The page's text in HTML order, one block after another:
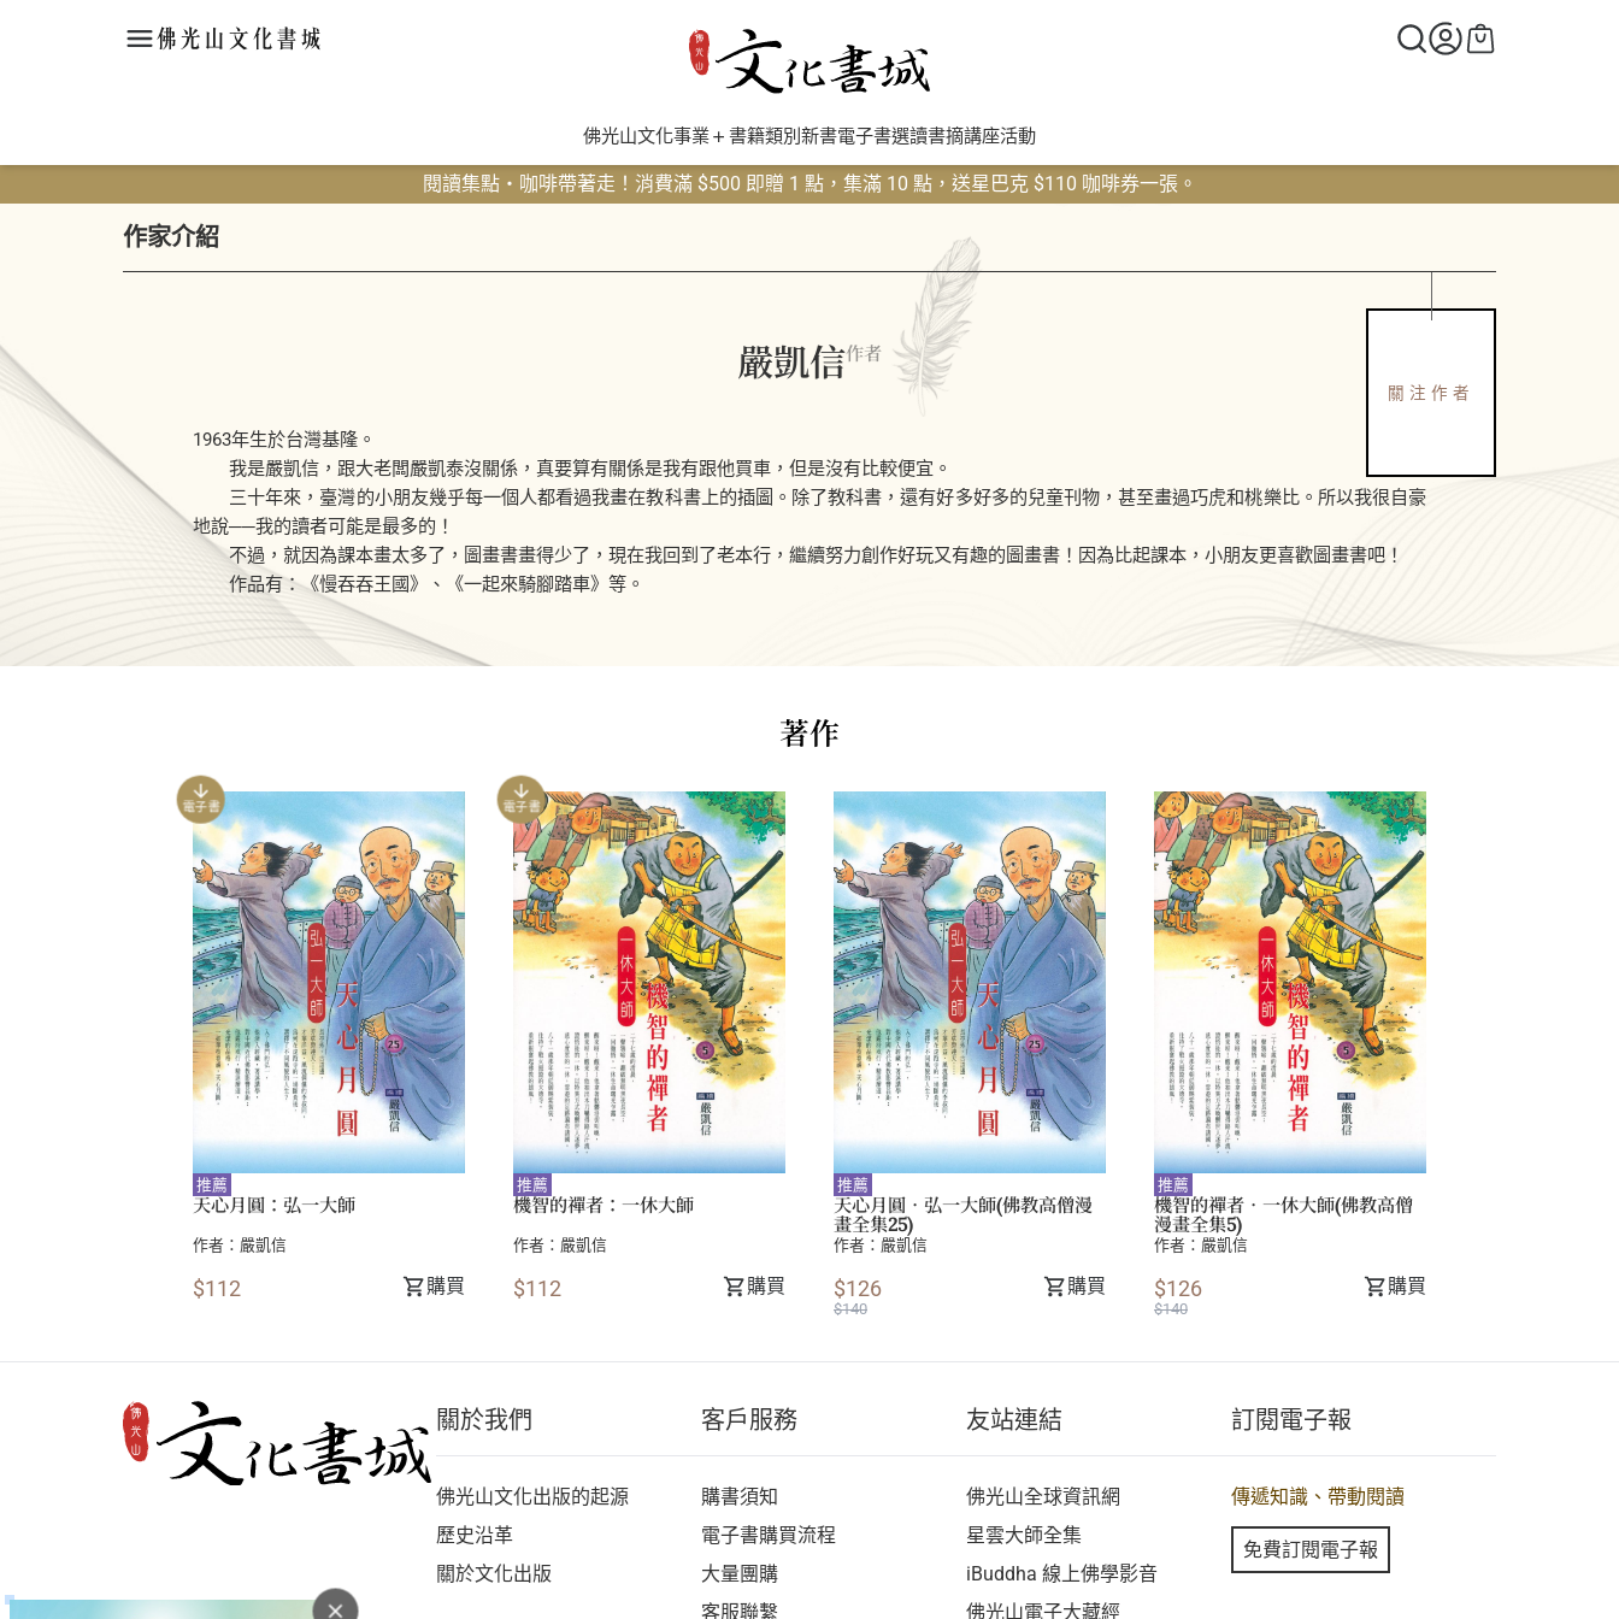
佛光山文化事業 書籍類別 新書電子書選讀書摘講座活動
閱讀集點・咖啡帶著走！消費滿 $500 即贈 1 點，集滿 10 點，送星巴克 $110 咖啡券一張。
作家介紹
嚴凱信作者
1963年生於台灣基隆。
我是嚴凱信，跟大老闆嚴凱泰沒關係，真要算有關係是我有跟他買車，但是沒有比較便宜。
三十年來，臺灣的小朋友幾乎每一個人都看過我畫在教科書上的插圖。除了教科書，還有好多好多的兒童刊物，甚至畫過巧虎和桃樂比。所以我很自豪
地說──我的讀者可能是最多的！
不過，就因為課本畫太多了，圖畫書畫得少了，現在我回到了老本行，繼續努力創作好玩又有趣的圖畫書！因為比起課本，小朋友更喜歡圖畫書吧！
作品有：《慢吞吞王國》、《一起來騎腳踏車》等。
關注作者
著作
電子書
推薦
天心月圓：弘一大師
作者： 嚴凱信
$112 購買
電子書
推薦
機智的禪者：一休大師
作者： 嚴凱信
$112 購買
推薦
天心月圓．弘一大師(佛教高僧漫
畫全集25)
作者： 嚴凱信
$126
$140
購買
推薦
機智的禪者．一休大師(佛教高僧
漫畫全集5)
作者： 嚴凱信
$126
$140
購買
關於我們
佛光山文化出版的起源
歷史沿革
關於文化出版
客戶服務
購書須知
電子書購買流程
大量團購
客服聯繫
友站連結
佛光山全球資訊網
星雲大師全集
iBuddha 線上佛學影音
佛光山電子大藏經
訂閱電子報
傳遞知識、帶動閱讀
免費訂閱電子報